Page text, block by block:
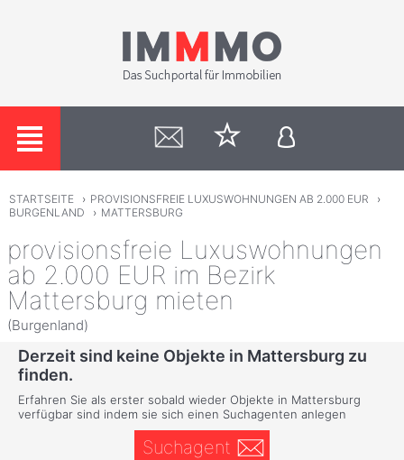
STARTSEITE › PROVISIONSFREIE LUXUSWOHNUNGEN AB 2.000 EUR
›
BURGENLAND
› MATTERSBURG
provisionsfreie Luxuswohnungen
ab 2.000 EUR im Bezirk
Mattersburg mieten
(Burgenland)
Derzeit sind keine Objekte in Mattersburg zu
finden.
Erfahren Sie als erster sobald wieder Objekte in Mattersburg
verfügbar sind indem sie sich einen Suchagenten anlegen
Suchagent